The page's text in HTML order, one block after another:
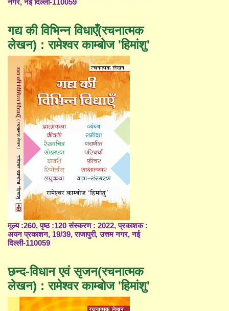
नगर, नई दिल्ली-110059
गद्य की विभिन्न विधाएँ(रचनात्मक
लेखन) : रामेश्वर काम्बोज 'हिमांशु'
मूल्य :260, पृष्ठ :120 संस्करण : 2022, प्रकाशक :
अयन प्रकाशन, 19/39, राजापुरी, उत्तम नगर, नई
दिल्ली-110059
छन्द-विधान एवं सृजन(रचनात्मक
लेखन) : रामेश्वर काम्बोज 'हिमांशु'